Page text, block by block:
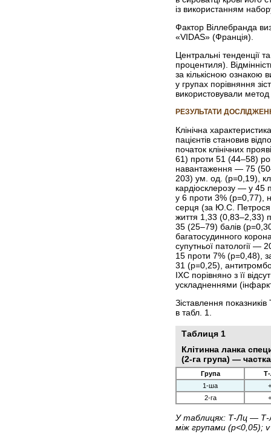
із використанням
Фактор Віллебранда
«VIDAS» (Франція).
Центральні тенденції
процентиля).
за кількісною ознакою
у групах порівняння
використовували метод
РЕЗУЛЬТАТИ
Клінічна
пацієнтів становив
початок клінічних
61) проти 51 (44–58)
навантаження — 75
203) ум. од. (р=0,19),
кардіосклерозу — у 45
у 6 проти 3% (р=0,77),
серця (за Ю.С.
життя 1,33 (0,83–2,33)
35 (25–79) балів
багатосудинного
супутньої патології —
15 проти 7% (р=0,48),
31 (р=0,25),
ІХС порівняно з її
ускладненнями
Зіставлення показників
в табл. 1.
Таблиця 1
Клітинна ланка
(2-га група) —
Група
1-ша
2-га
У таблицях: Т-Лц — Т-
між групами (p<0,05);